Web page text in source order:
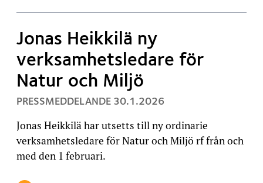
Jonas Heikkilä ny
verksamhetsledare för
Natur och Miljö
PRESSMEDDELANDE , PUBLICERAT:
30.1.2026
Jonas Heikkilä har utsetts till ny ordinarie
verksamhetsledare för Natur och Miljö rf från och
med den 1 februari.